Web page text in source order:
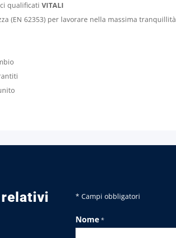
qualificati VITALI
(EN 62353) per lavorare nella massima tranquillità
* Campi obbligatori
Nome *